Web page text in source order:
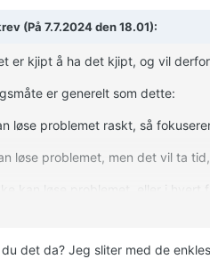
(På 7.7.2024 den 18.01):
er kjipt å ha det kjipt, og vil
er generelt som dette:
løse problemet raskt, så
løse problemet, men det vil ta
kan løse problemet, eller i hvert
det da? Jeg sliter med de